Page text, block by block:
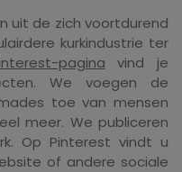
uit de zich voortdurend
kurkindustrie ter
pagina vind je
We voegen de
toe van mensen
meer. We publiceren
Op Pinterest vindt u
of andere sociale